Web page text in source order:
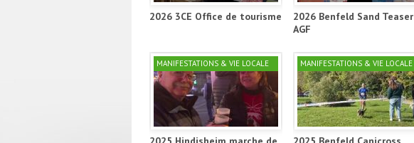
2026 3CE Office de tourisme
2026 Benfeld Sand Teaser
AGF
MANIFESTATIONS & VIE LOCALE MANIFESTATIONS & VIE LOCALE